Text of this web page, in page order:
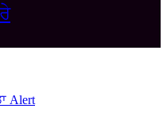
Alert